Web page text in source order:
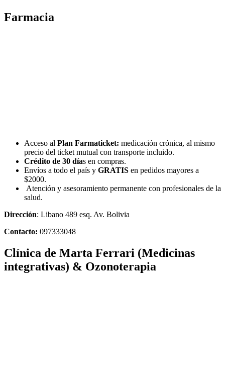
Farmacia
Acceso al Plan Farmaticket: medicación crónica, al mismo
precio del ticket mutual con transporte incluido.
Crédito de 30 días en compras.
Envíos a todo el país y GRATIS en pedidos mayores a
$2000.
Atención y asesoramiento permanente con profesionales de la
salud.
Dirección: Libano 489 esq. Av. Bolivia
Contacto: 097333048
Clínica de Marta Ferrari (Medicinas
integrativas) & Ozonoterapia